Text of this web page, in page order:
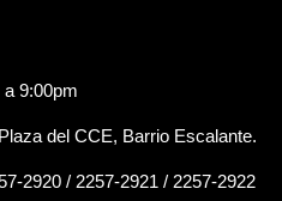
a 9:00pm
del CCE, Barrio Escalante.
2920 / 2257-2921 / 2257-2922